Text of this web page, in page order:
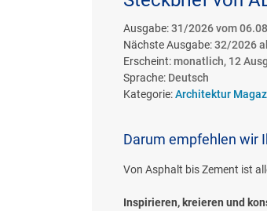
Ausgabe:31/2026 vom
Nächste Ausgabe:32/2026
Erscheint: monatlich, 12
Sprache: Deutsch
Kategorie:Architektur
Darum empfehlen wir
Von Asphalt bis Zement ist
Inspirieren, kreieren und